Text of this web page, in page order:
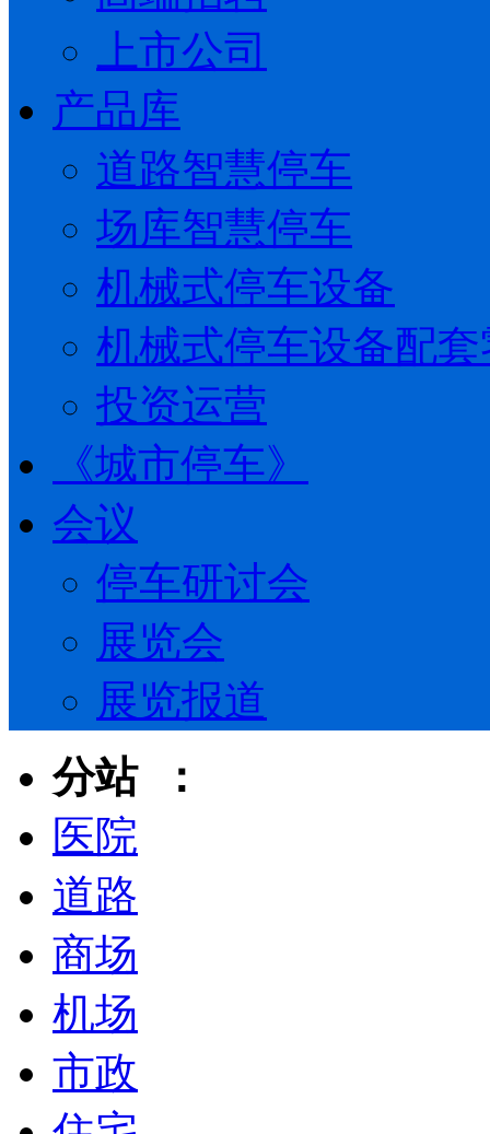
上市公司
产品库
道路智慧停车
场库智慧停车
机械式停车设备
机械式停车设备配
投资运营
《城市停车》
会议
停车研讨会
展览会
展览报道
分站 ：
医院
道路
商场
机场
市政